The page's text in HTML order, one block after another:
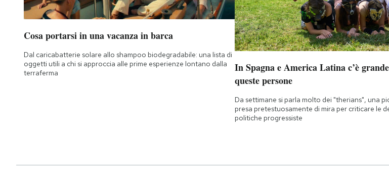
Cosa portarsi in una vacanza in barca
Dal caricabatterie solare allo shampoo biodegradabile: una lista di
oggetti utili a chi si approccia alle prime esperienze lontano dalla
terraferma
In Spagna e America Latina c’è
queste persone
Da settimane si parla molto dei "therians", una
presa pretestuosamente di mira per criticare le
politiche progressiste